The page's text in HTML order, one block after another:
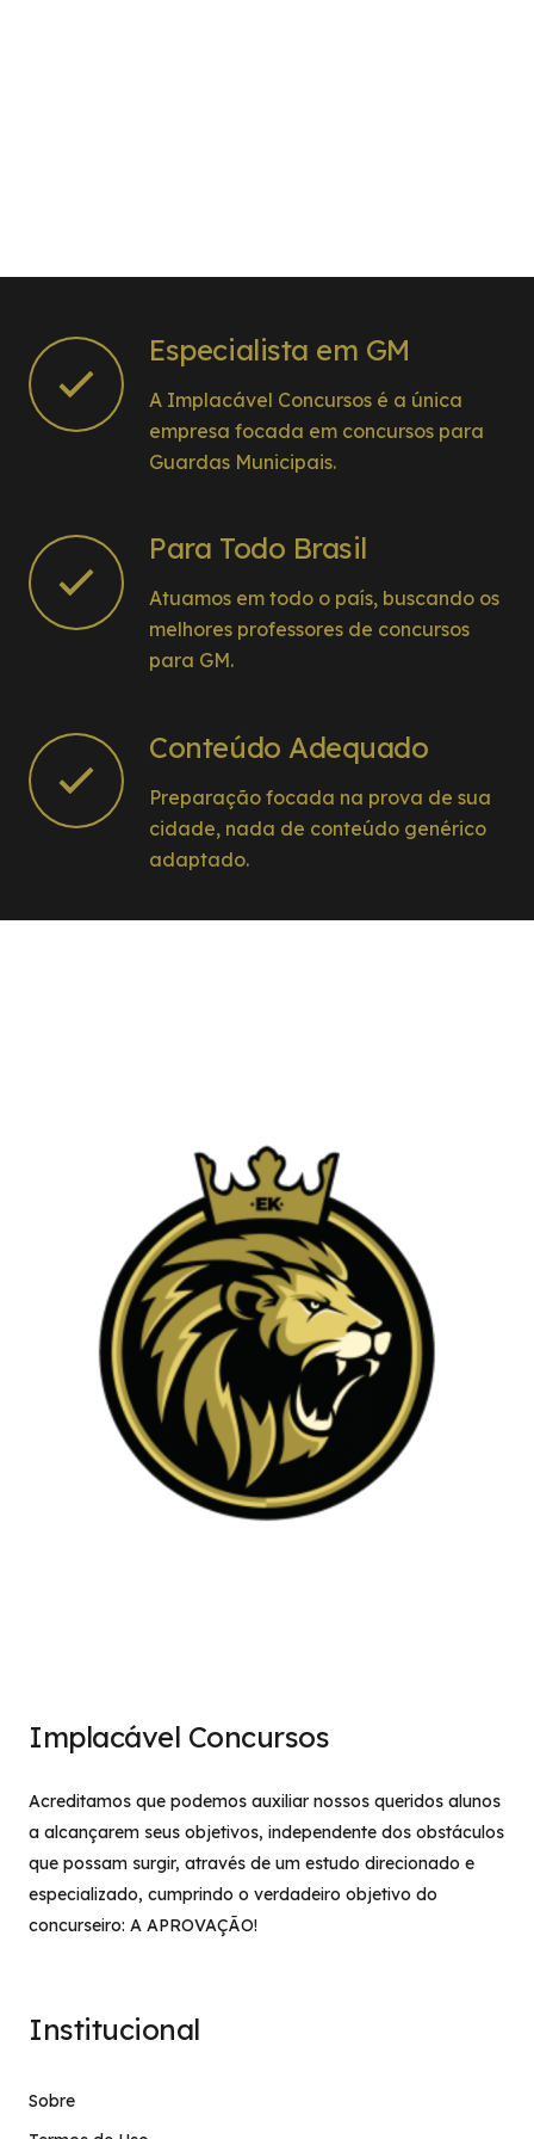
Especialista em GM
A Implacável Concursos é a única
empresa focada em concursos para
Guardas Municipais.
Para Todo Brasil
Atuamos em todo o país, buscando os
melhores professores de concursos
para GM.
Conteúdo Adequado
Preparação focada na prova de sua
cidade, nada de conteúdo genérico
adaptado.
Implacável Concursos
Acreditamos que podemos auxiliar nossos queridos alunos
a alcançarem seus objetivos, independente dos obstáculos
que possam surgir, através de um estudo direcionado e
especializado, cumprindo o verdadeiro objetivo do
concurseiro: A APROVAÇÃO!
Institucional
Sobre